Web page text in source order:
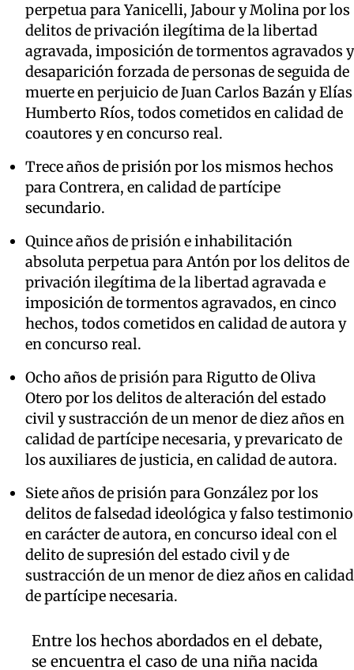
perpetua para Yanicelli, Jabour y Molina por los
delitos de privación ilegítima de la libertad
agravada, imposición de tormentos agravados y
desaparición forzada de personas de seguida de
muerte en perjuicio de Juan Carlos Bazán y Elías
Humberto Ríos, todos cometidos en calidad de
coautores y en concurso real.
Trece años de prisión por los mismos hechos
para Contrera, en calidad de partícipe
secundario.
Quince años de prisión e inhabilitación
absoluta perpetua para Antón por los delitos de
privación ilegítima de la libertad agravada e
imposición de tormentos agravados, en cinco
hechos, todos cometidos en calidad de autora y
en concurso real.
Ocho años de prisión para Rigutto de Oliva
Otero por los delitos de alteración del estado
civil y sustracción de un menor de diez años en
calidad de partícipe necesaria, y prevaricato de
los auxiliares de justicia, en calidad de autora.
Siete años de prisión para González por los
delitos de falsedad ideológica y falso testimonio
en carácter de autora, en concurso ideal con el
delito de supresión del estado civil y de
sustracción de un menor de diez años en calidad
de partícipe necesaria.
Entre los hechos abordados en el debate,
se encuentra el caso de una niña nacida